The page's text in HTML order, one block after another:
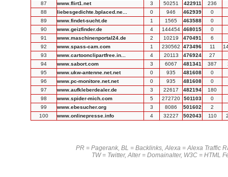
87
www.flirt1.net 3 50251 422911
236
88
liebesgedichte.bplaced.ne... 0 946 462939
0
89
www.findet-sucht.de 1 1565 463588
0
90
www.geizfinder.de 4 144454 468015
0
91
www.maschinenportal24.de 2 10219 470491
6
92
www.spass-cam.com 1 230562 473496 11
93
www.cartoonclipartfree.in... 4 20113 476924
27
94
www.sabort.com 3 6067 481341 387
95
www.ukw-antenne.net.net 0 935 481608
0
96
www.pc-monitore.net.net 0 935 481608
0
97
www.aufkleberdealer.de 3 22617 482194
180
98
www.spider-mich.com 5 272720 501103
0
99
www.ebesucher.org 3 8086 501602
2
100
www.onlinepresse.info 4 32227 502043 110
PR = Pagerank, BL = Backlinks, Alexa = Alexa Traffic
TW = Twitter, Alter = Domainalter, W3C = HTML